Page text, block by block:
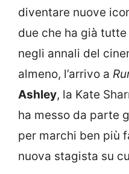
diventare nuove
due che ha già
negli annali del
almeno, l’arrivo a
Ashley, la Kate
ha messo da parte
per marchi ben più
nuova stagista su